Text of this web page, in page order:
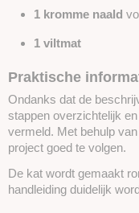
1 kromme naald
1 viltmat
Praktische
Ondanks dat de
stappen overzichtelijk
vermeld. Met behulp
project goed te volgen.
De kat wordt gemaakt
handleiding duidelijk